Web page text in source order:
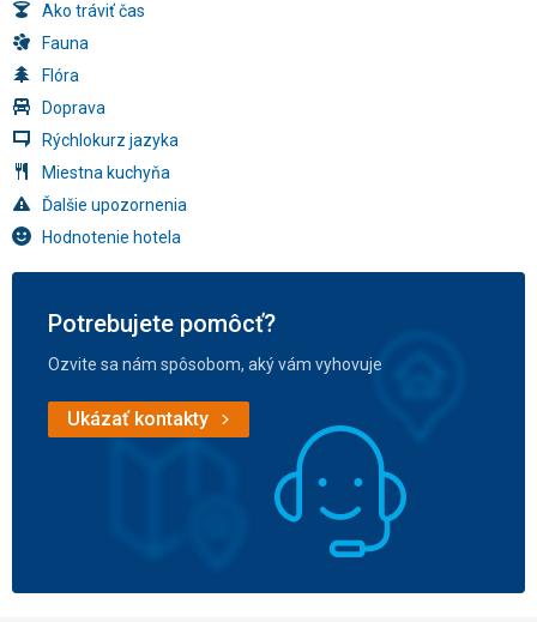
Ako tráviť čas
Fauna
Flóra
Doprava
Rýchlokurz jazyka
Miestna kuchyňa
Ďalšie upozornenia
Hodnotenie hotela
Potrebujete pomôcť?
Ozvite sa nám spôsobom, aký vám vyhovuje
Ukázať kontakty